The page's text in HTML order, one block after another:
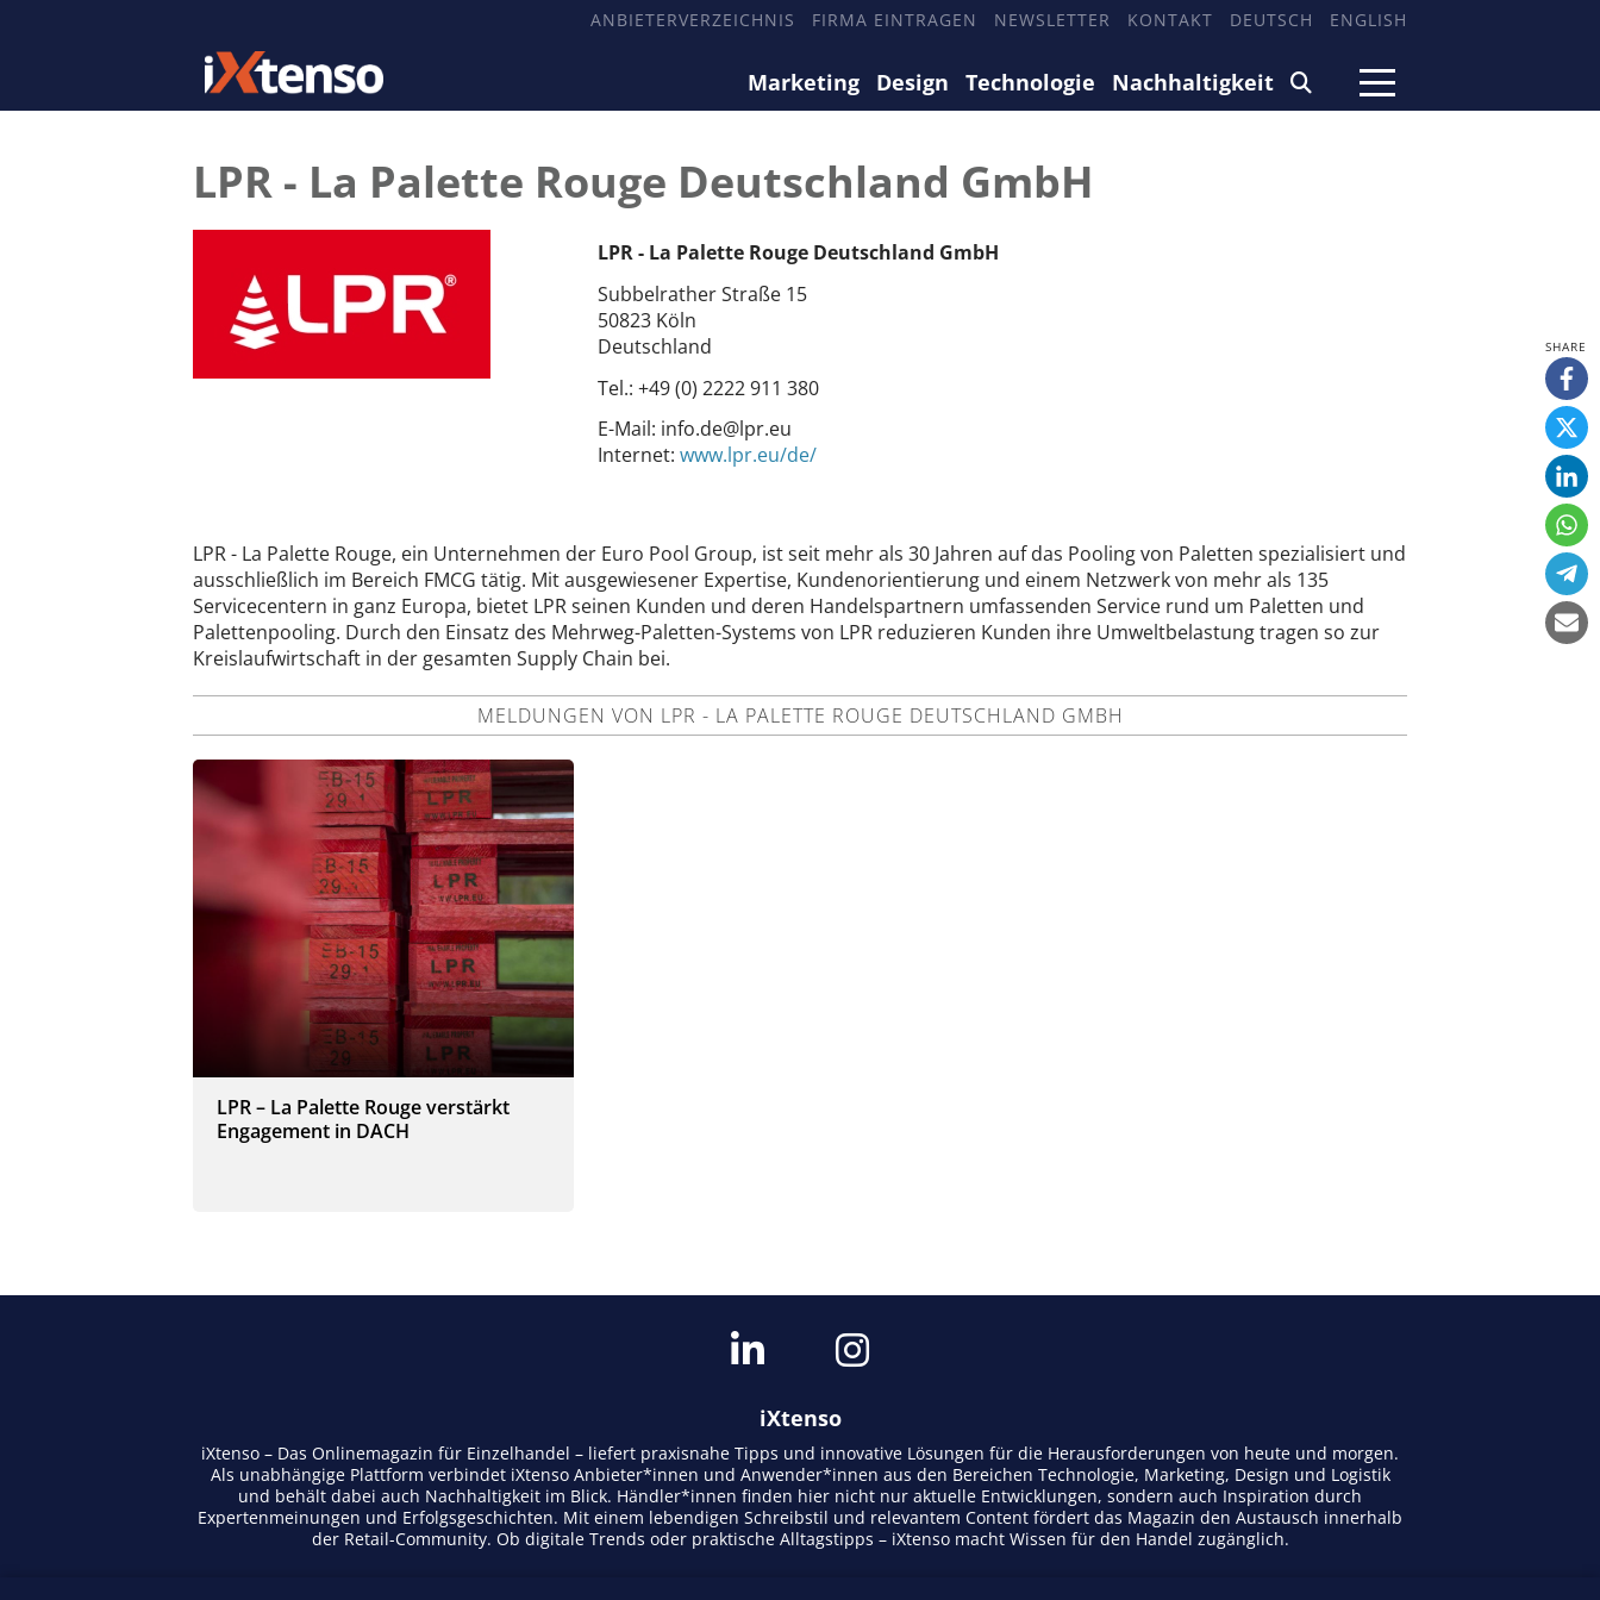
ANBIETERVERZEICHNIS FIRMA EINTRAGEN NEWSLETTER KONTAKT DEUTSCH ENGLISH
Marketing Design Technologie Nachhaltigkeit
LPR - La Palette Rouge Deutschland GmbH
LPR - La Palette Rouge Deutschland GmbH
Subbelrather Straße 15
50823 Köln
Deutschland
Tel.: +49 (0) 2222 911 380
E-Mail: info.de@lpr.eu
Internet: www.lpr.eu/de/
LPR - La Palette Rouge, ein Unternehmen der Euro Pool Group, ist seit mehr als 30 Jahren auf das Pooling von Paletten spezialisiert und
ausschließlich im Bereich FMCG tätig. Mit ausgewiesener Expertise, Kundenorientierung und einem Netzwerk von mehr als 135
Servicecentern in ganz Europa, bietet LPR seinen Kunden und deren Handelspartnern umfassenden Service rund um Paletten und
Palettenpooling. Durch den Einsatz des Mehrweg-Paletten-Systems von LPR reduzieren Kunden ihre Umweltbelastung tragen so zur
Kreislaufwirtschaft in der gesamten Supply Chain bei.
MELDUNGEN VON LPR - LA PALETTE ROUGE DEUTSCHLAND GMBH
LPR – La Palette Rouge verstärkt
Engagement in DACH
iXtenso
iXtenso – Das Onlinemagazin für Einzelhandel – liefert praxisnahe Tipps und innovative Lösungen für die Herausforderungen von heute und morgen.
Als unabhängige Plattform verbindet iXtenso Anbieter*innen und Anwender*innen aus den Bereichen Technologie, Marketing, Design und Logistik
und behält dabei auch Nachhaltigkeit im Blick. Händler*innen finden hier nicht nur aktuelle Entwicklungen, sondern auch Inspiration durch
Expertenmeinungen und Erfolgsgeschichten. Mit einem lebendigen Schreibstil und relevantem Content fördert das Magazin den Austausch innerhalb
der Retail-Community. Ob digitale Trends oder praktische Alltagstipps – iXtenso macht Wissen für den Handel zugänglich.